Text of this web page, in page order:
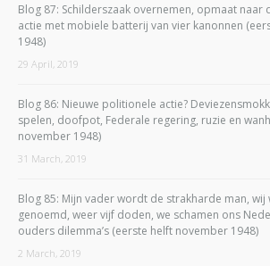
Blog 87: Schilderszaak overnemen, opmaat
actie met mobiele batterij van vier kanonnen
1948)
29 April, 2019
Blog 86: Nieuwe politionele actie?
spelen, doofpot, Federale regering, ruzie en
november 1948)
31 March, 2019
Blog 85: Mijn vader wordt de strakharde man,
genoemd, weer vijf doden, we schamen ons
ouders dilemma’s (eerste helft november 1948)
2 March, 2019